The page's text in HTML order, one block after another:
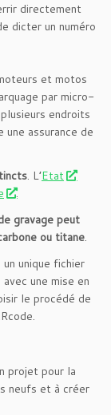
directement
dicter un numéro
et motos
par micro-
endroits
assurance de
. L’Etat
.
gravage peut
ou titane.
unique fichier
une mise en
le procédé de
projet pour la
neufs et à créer